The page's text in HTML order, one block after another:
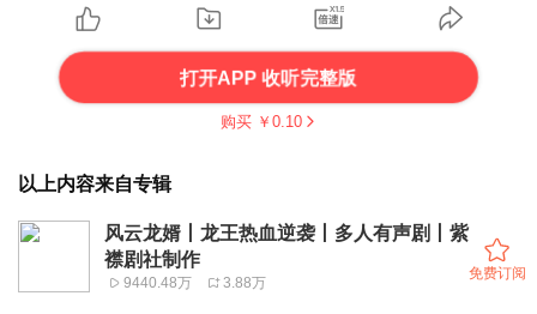
打开APP 收听完整版
购买 ￥ 0.10
以上内容来自专辑
风云龙婿丨龙王热血逆袭丨多人有声剧丨紫
襟剧社制作
9440.48万 3.88万
免费订阅